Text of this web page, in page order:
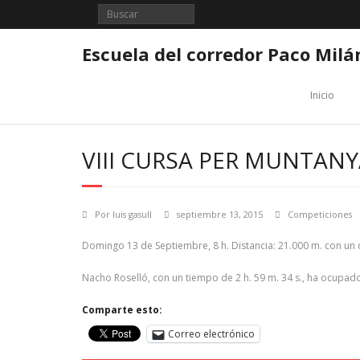
Escuela del corredor Paco
Inicio
VIII CURSA PER
Por luis gasull septiembre 13, 2015 Competiciones
Domingo 13 de Septiembre, 8 h. Distancia: 21.000 m. con
Nacho Roselló, con un tiempo de 2 h. 59 m. 34 s., ha
Comparte esto:
Correo electrónico